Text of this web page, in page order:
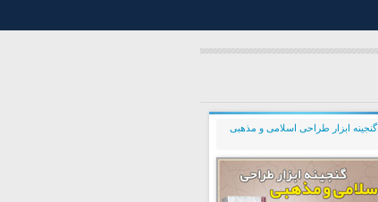
گنجینه ابزار طراحی اسلامی و مذهبی